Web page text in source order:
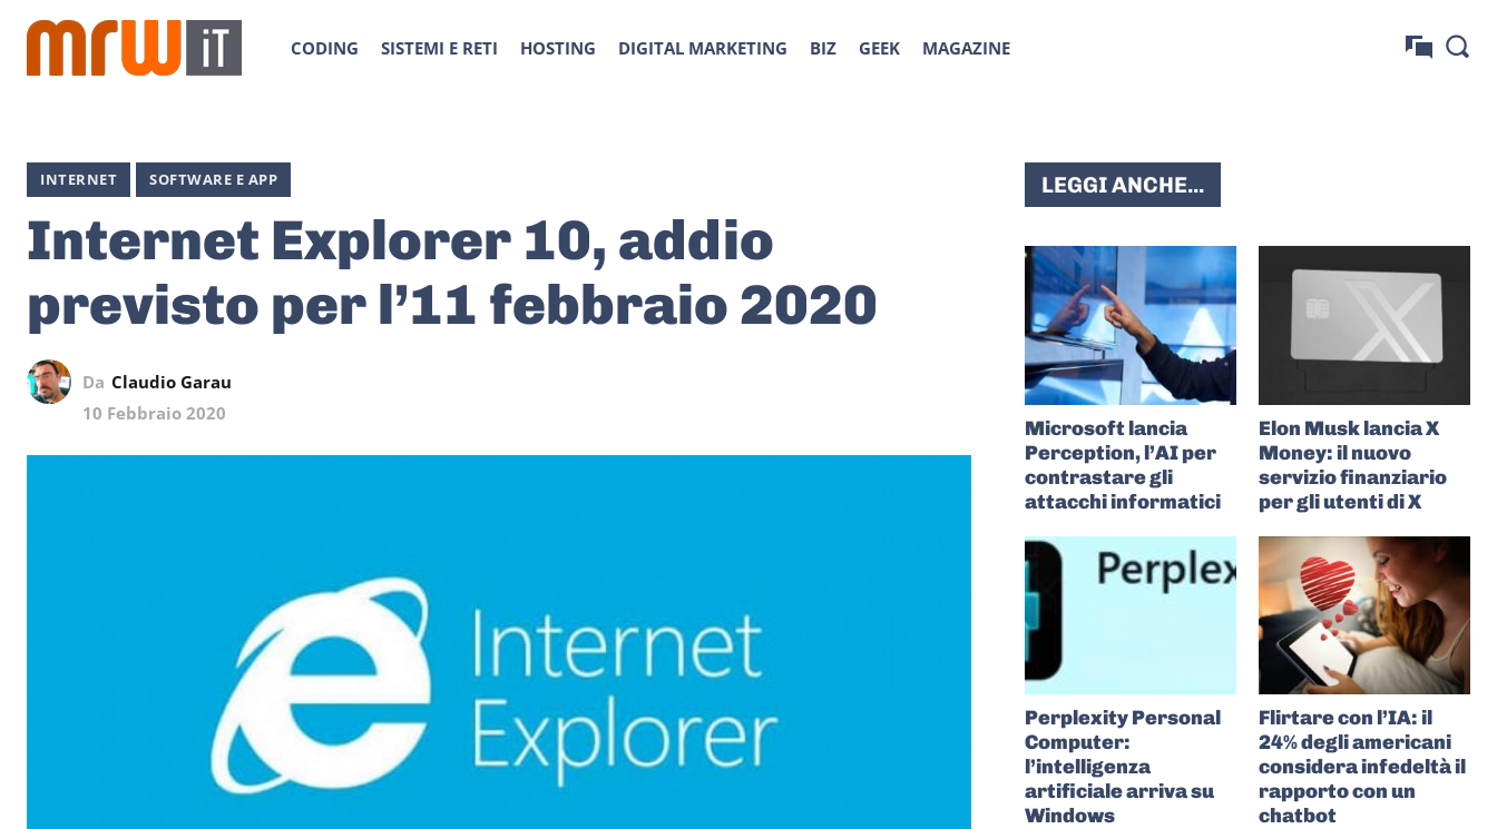
CODING SISTEMI E RETI HOSTING DIGITAL MARKETING BIZ GEEK MAGAZINE
INTERNET SOFTWARE E APP
Internet Explorer 10, addio
previsto per l’11 febbraio 2020
Da Claudio Garau
10 Febbraio 2020
LEGGI ANCHE...
Microsoft lancia
Perception, l’AI per
contrastare gli
attacchi informatici
Elon Musk lancia X
Money: il nuovo
servizio finanziario
per gli utenti di X
Perplexity Personal
Computer:
l’intelligenza
artificiale arriva su
Windows
Flirtare con l’IA: il
24% degli americani
considera infedeltà il
rapporto con un
chatbot